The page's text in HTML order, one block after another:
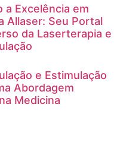
a Excelência em
Allaser: Seu Portal
da Laserterapia e
e Estimulação
Abordagem
Medicina